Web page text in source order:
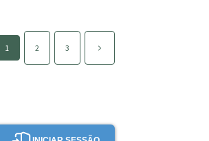
1 2 3
Página
seguinte